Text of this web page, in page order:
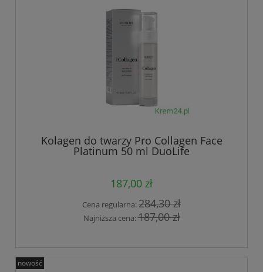
Kolagen do twarzy Pro Collagen Face
Platinum 50 ml DuoLife
187,00 zł
Cena regularna:284,30 zł
Najniższa cena:187,00 zł
nowość